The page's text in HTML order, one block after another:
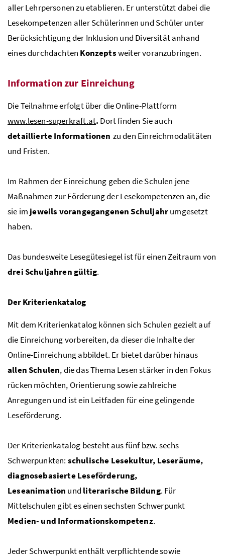
aller Lehrpersonen zu etablieren. Er unterstützt dabei die
Lesekompetenzen aller Schülerinnen und Schüler unter
Berücksichtigung der Inklusion und Diversität anhand
eines durchdachten Konzeptsweiter voranzubringen.
Information zur Einreichung
Die Teilnahme erfolgt über die Online-Plattform
www.lesen-superkraft.at. Dort finden Sie auch
detaillierte Informationen zu den Einreichmodalitäten
und Fristen.
Im Rahmen der Einreichung geben die Schulen jene
Maßnahmen zur Förderung der Lesekompetenzen an, die
sie im jeweils vorangegangenen Schuljahrumgesetzt
haben.
Das bundesweite Lesegütesiegel ist für einen Zeitraum von
drei Schuljahren gültig.
Der Kriterienkatalog
Mit dem Kriterienkatalog können sich Schulen gezielt auf
die Einreichung vorbereiten, da dieser die Inhalte der
Online-Einreichung abbildet. Er bietet darüber hinaus
allen Schulen, die das Thema Lesen stärker in den Fokus
rücken möchten, Orientierung sowie zahlreiche
Anregungen und ist ein Leitfaden für eine gelingende
Leseförderung.
Der Kriterienkatalog besteht aus fünf bzw. sechs
Schwerpunkten: schulische Lesekultur, Leseräume,
diagnosebasierte Leseförderung,
Leseanimation und literarische Bildung. Für
Mittelschulen gibt es einen sechsten Schwerpunkt
Medien- und Informationskompetenz.
Jeder Schwerpunkt enthält verpflichtende sowie